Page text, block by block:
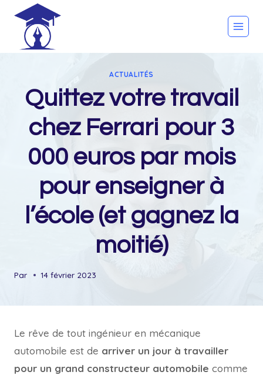
content
ACTUALITÉS
Quittez votre travail
chez Ferrari pour 3
000 euros par mois
pour enseigner à
l’école (et gagnez la
moitié)
Par 14 février 2023
Le rêve de tout ingénieur en mécanique
automobile est de arriver un jour à travailler
pour un grand constructeur automobile comme